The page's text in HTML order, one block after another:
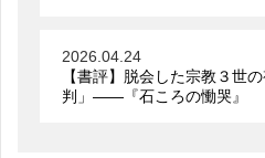
2026.04.24
【書評】脱会した宗教３世
判」――『石ころの慟哭』